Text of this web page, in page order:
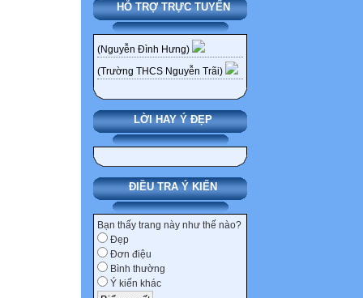
HỖ TRỢ TRỰC TUYẾN
(Nguyễn Đình Hưng)
(Trường THCS Nguyễn Trãi)
LỜI HAY Ý ĐẸP
ĐIỀU TRA Ý KIẾN
Bạn thấy trang này như thế nào?
Đẹp
Đơn điệu
Bình thường
Ý kiến khác